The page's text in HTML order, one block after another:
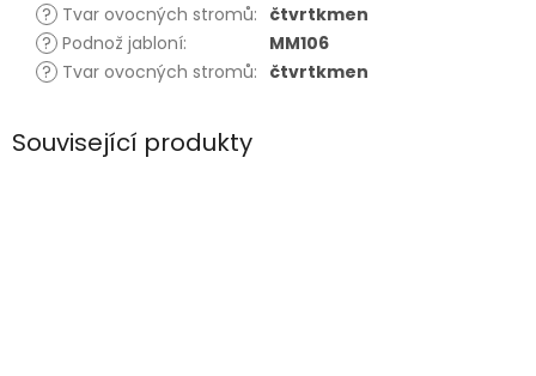
? Tvar ovocných stromů: čtvrtkmen
? Podnož jabloní:
MM106
? Tvar ovocných stromů: čtvrtkmen
Související produkty